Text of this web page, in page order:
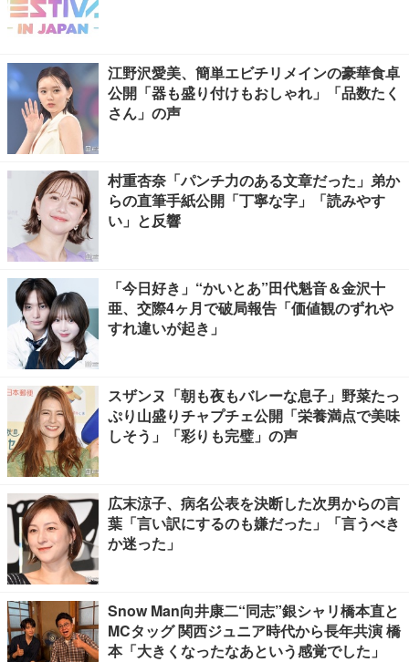
江野沢愛美、簡単エビチリメインの豪華食卓
公開「器も盛り付けもおしゃれ」「品数たく
さん」の声
村重杏奈「パンチ力のある文章だった」弟か
らの直筆手紙公開「丁寧な字」「読みやす
い」と反響
「今日好き」“かいとあ”田代魁音＆金沢十
亜、交際4ヶ月で破局報告「価値観のずれや
すれ違いが起き」
スザンヌ「朝も夜もバレーな息子」野菜たっ
ぷり山盛りチャプチェ公開「栄養満点で美味
しそう」「彩りも完璧」の声
広末涼子、病名公表を決断した次男からの言
葉「言い訳にするのも嫌だった」「言うべき
か迷った」
Snow Man向井康二“同志”銀シャリ橋本直と
MCタッグ 関西ジュニア時代から長年共演 橋
本「大きくなったなあという感覚でした」